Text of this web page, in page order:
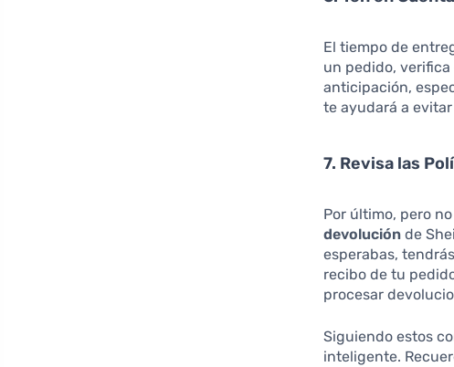
El tiempo de
un pedido,
anticipación,
te ayudará a
7. Revisa las
Por último, pero
devolución de
esperabas,
recibo de tu
procesar
Siguiendo estos
inteligente.